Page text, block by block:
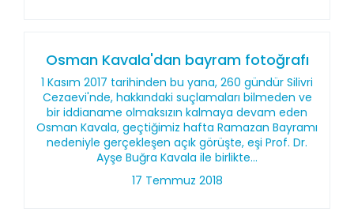
Osman Kavala'dan bayram fotoğrafı
1 Kasım 2017 tarihinden bu yana, 260 gündür Silivri
Cezaevi'nde, hakkındaki suçlamaları bilmeden ve
bir iddianame olmaksızın kalmaya devam eden
Osman Kavala, geçtiğimiz hafta Ramazan Bayramı
nedeniyle gerçekleşen açık görüşte, eşi Prof. Dr.
Ayşe Buğra Kavala ile birlikte...
17 Temmuz 2018